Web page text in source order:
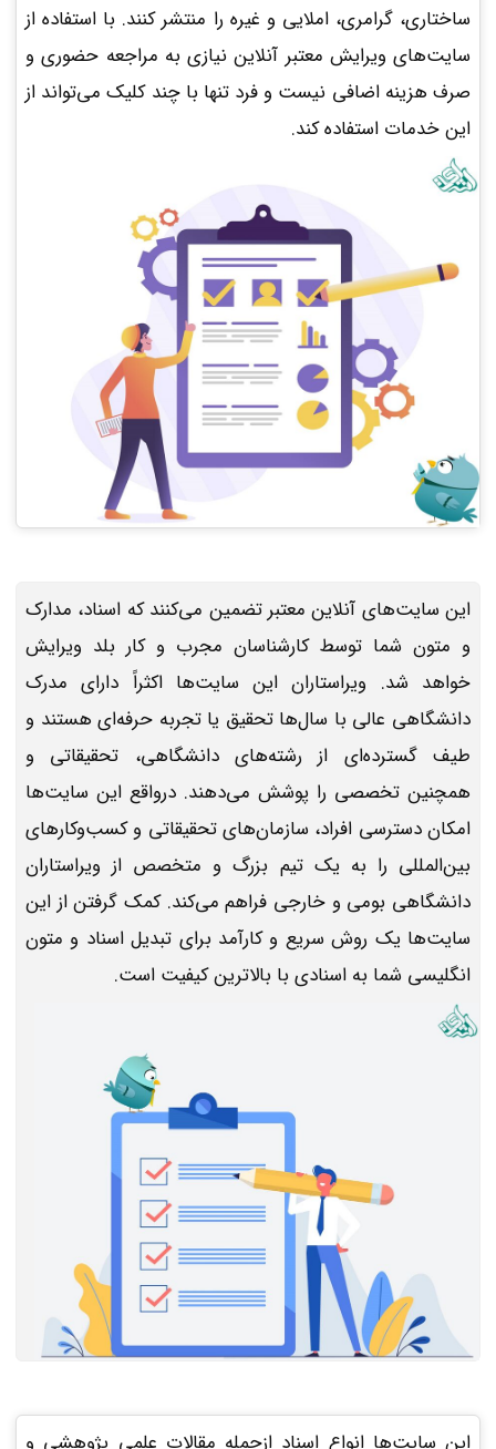
ساختاری، گرامری، املایی و غیره را منتشر کنند. با استفاده از
سایت‌های ویرایش معتبر آنلاین نیازی به مراجعه حضوری و
صرف هزینه اضافی نیست و فرد تنها با چند کلیک می‌تواند از
این خدمات استفاده کند.
این سایت‌های آنلاین معتبر تضمین می‌کنند که اسناد، مدارک
و متون شما توسط کارشناسان مجرب و کار بلد ویرایش
خواهد شد. ویراستاران این سایت‌ها اکثراً دارای مدرک
دانشگاهی عالی با سال‌ها تحقیق یا تجربه حرفه‌ای هستند و
طیف گسترده‌ای از رشته‌های دانشگاهی، تحقیقاتی و
همچنین تخصصی را پوشش می‌دهند. درواقع این سایت‌ها
امکان دسترسی افراد، سازمان‌های تحقیقاتی و کسب‌وکارهای
بین‌المللی را به یک تیم بزرگ و متخصص از ویراستاران
دانشگاهی بومی و خارجی فراهم می‌کند. کمک گرفتن از این
سایت‌ها یک روش سریع و کارآمد برای تبدیل اسناد و متون
انگلیسی شما به اسنادی با بالاترین کیفیت است.
این سایت‌ها انواع اسناد ازجمله مقالات علمی پژوهشی و